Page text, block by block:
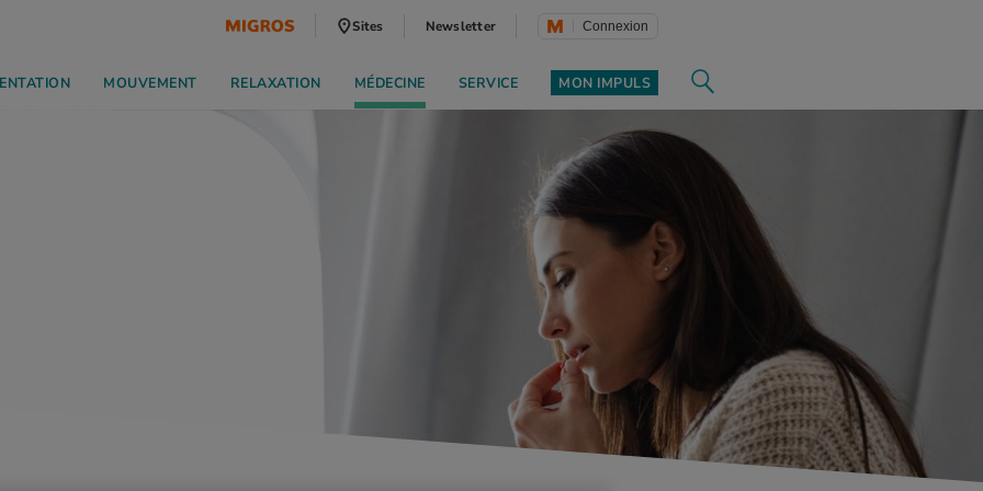
Sites Newsletter Connexion
MOUVEMENT RELAXATION MÉDECINE SERVICE MON IMPULS